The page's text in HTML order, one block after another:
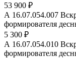
53 900 ₽
А 16.07.054.007
формирователя
5 300 ₽
А 16.07.054.010
формирователя